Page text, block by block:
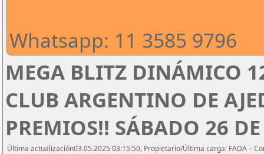
Whatsapp: 11 3585 9796
MEGA BLITZ DINÁMICO
CLUB ARGENTINO DE
PREMIOS!! SÁBADO 26
Última actualización03.05.2025 03:15:50, Propietario/Última carga: FADA –